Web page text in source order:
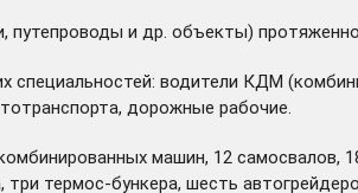
и др. объекты)
специальностей: водители КДМ
дорожные рабочие.
машин, 12
термос-бункера, шесть